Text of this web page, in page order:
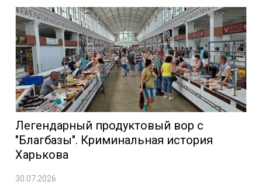
Легендарный продуктовый вор с
"Благбазы". Криминальная история
Харькова
30.07.2026